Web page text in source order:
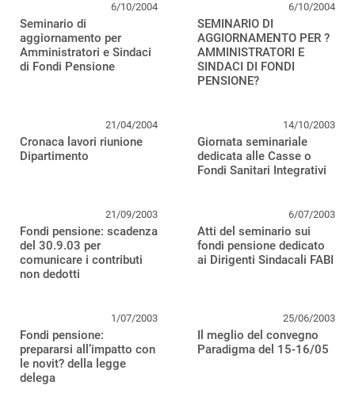
6/10/2004
Seminario di
aggiornamento per
Amministratori e Sindaci
di Fondi Pensione
6/10/2004
SEMINARIO DI
AGGIORNAMENTO PER ?
AMMINISTRATORI E
SINDACI DI FONDI
PENSIONE?
21/04/2004
Cronaca lavori riunione
Dipartimento
14/10/2003
Giornata seminariale
dedicata alle Casse o
Fondi Sanitari Integrativi
21/09/2003
Fondi pensione: scadenza
del 30.9.03 per
comunicare i contributi
non dedotti
6/07/2003
Atti del seminario sui
fondi pensione dedicato
ai Dirigenti Sindacali FABI
1/07/2003
Fondi pensione:
prepararsi all’impatto con
le novit? della legge
delega
25/06/2003
Il meglio del convegno
Paradigma del 15-16/05